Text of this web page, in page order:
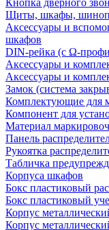
Кнопка дверного
Щиты, шкафы,
Аксессуары и
шкафов
DIN-рейка (с Ω-
Аксессуары и
Аксессуары и
Замок (система
Комплектующие для
Компонент для
Материал
Панель
Рукоятка
Табличка
Корпуса шкафов
Бокс пластиковый
Бокс пластиковый
Корпус
Корпус